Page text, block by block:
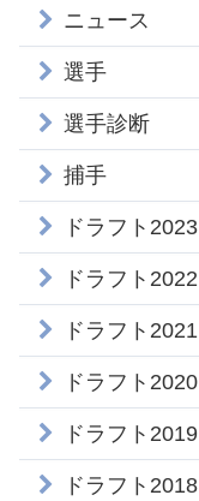
ニュース
選手
選手診断
捕手
ドラフト2023
ドラフト2022
ドラフト2021
ドラフト2020
ドラフト2019
ドラフト2018